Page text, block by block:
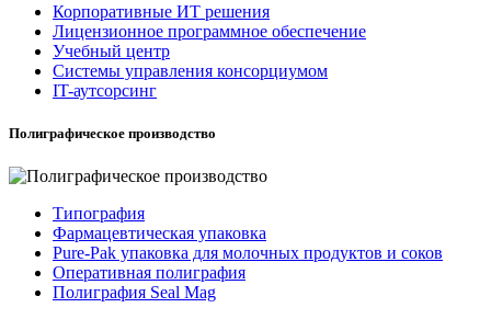
Корпоративные ИТ решения
Лицензионное программное обеспечение
Учебный центр
Системы управления консорциумом
IT-аутсорсинг
Полиграфическое производство
Типография
Фармацевтическая упаковка
Pure-Pak упаковка для молочных продуктов и соков
Оперативная полиграфия
Полиграфия Seal Mag